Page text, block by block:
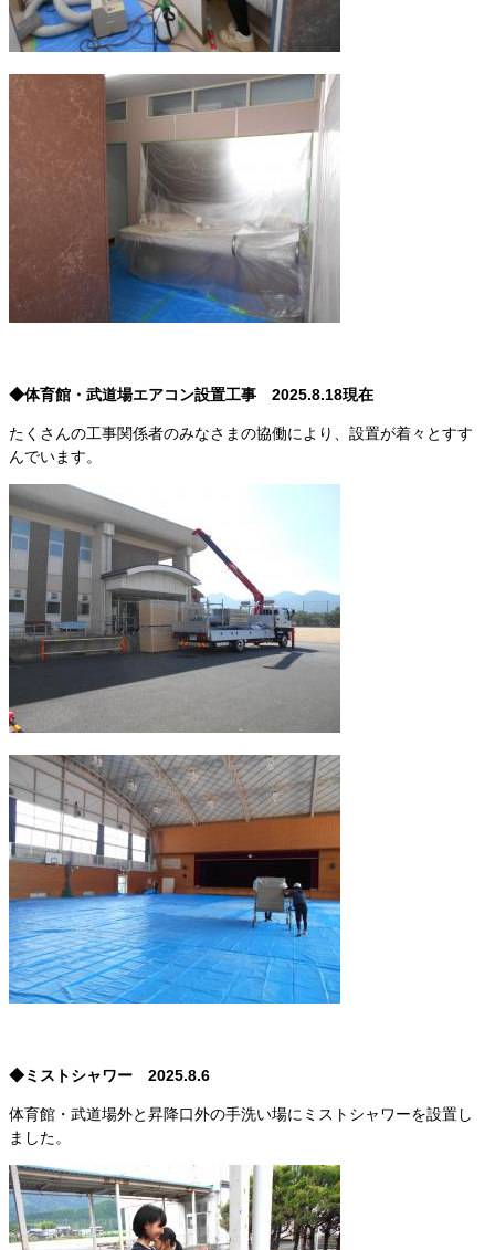
◆体育館・武道場エアコン設置工事 2025.8.18現在
たくさんの工事関係者のみなさまの協働により、設置が着々とすす
んでいます。
◆ミストシャワー 2025.8.6
体育館・武道場外と昇降口外の手洗い場にミストシャワーを設置し
ました。